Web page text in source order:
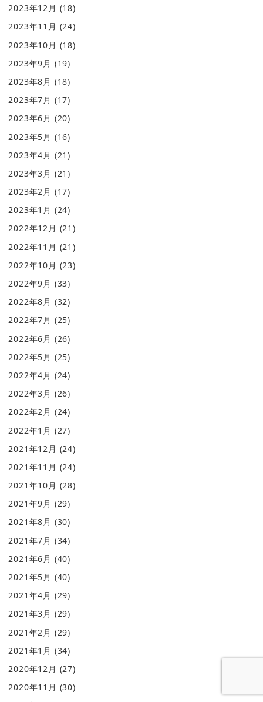
2023年12月 (18)
2023年11月 (24)
2023年10月 (18)
2023年9月 (19)
2023年8月 (18)
2023年7月 (17)
2023年6月 (20)
2023年5月 (16)
2023年4月 (21)
2023年3月 (21)
2023年2月 (17)
2023年1月 (24)
2022年12月 (21)
2022年11月 (21)
2022年10月 (23)
2022年9月 (33)
2022年8月 (32)
2022年7月 (25)
2022年6月 (26)
2022年5月 (25)
2022年4月 (24)
2022年3月 (26)
2022年2月 (24)
2022年1月 (27)
2021年12月 (24)
2021年11月 (24)
2021年10月 (28)
2021年9月 (29)
2021年8月 (30)
2021年7月 (34)
2021年6月 (40)
2021年5月 (40)
2021年4月 (29)
2021年3月 (29)
2021年2月 (29)
2021年1月 (34)
2020年12月 (27)
2020年11月 (30)